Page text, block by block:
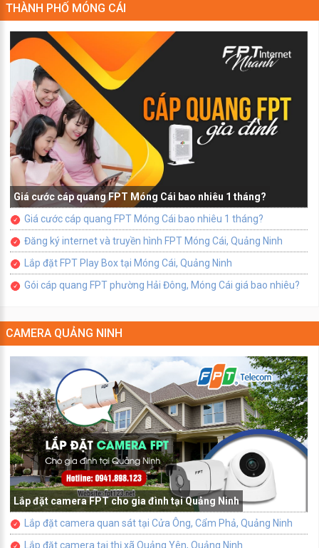
THÀNH PHỐ MÓNG CÁI
Giá cước cáp quang FPT Móng Cái bao nhiêu 1 tháng?
Giá cước cáp quang FPT Móng Cái bao nhiêu 1 tháng?
Đăng ký internet và truyền hình FPT Móng Cái, Quảng Ninh
Lắp đặt FPT Play Box tại Móng Cái, Quảng Ninh
Gói cáp quang FPT phường Hải Đông, Móng Cái giá bao nhiêu?
CAMERA QUẢNG NINH
Lắp đặt camera FPT cho gia đình tại Quảng Ninh
Lắp đặt camera quan sát tại Cửa Ông, Cẩm Phả, Quảng Ninh
Lắp đặt camera tại thị xã Quảng Yên, Quảng Ninh